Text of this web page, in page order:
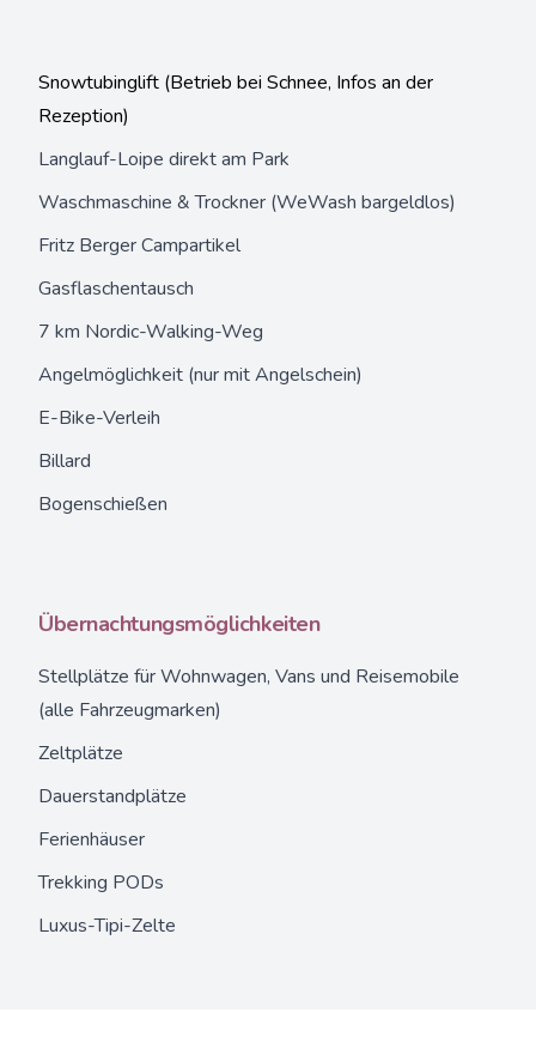
Snowtubinglift (Betrieb bei Schnee, Infos an der
Rezeption)
Langlauf-Loipe direkt am Park
Waschmaschine & Trockner (WeWash bargeldlos)
Fritz Berger Campartikel
Gasflaschentausch
7 km Nordic-Walking-Weg
Angelmöglichkeit (nur mit Angelschein)
E-Bike-Verleih
Billard
Bogenschießen
Übernachtungsmöglichkeiten
Stellplätze für Wohnwagen, Vans und Reisemobile
(alle Fahrzeugmarken)
Zeltplätze
Dauerstandplätze
Ferienhäuser
Trekking PODs
Luxus-Tipi-Zelte